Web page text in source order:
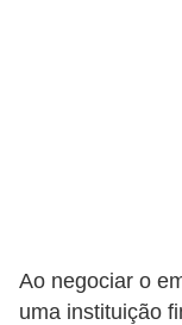
Ao negociar o
uma instituição